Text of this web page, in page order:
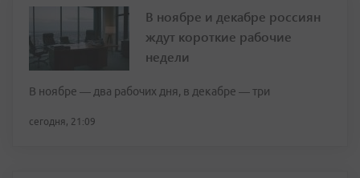
В ноябре и декабре россиян
ждут короткие рабочие
недели
В ноябре — два рабочих дня, в декабре — три
сегодня, 21:09